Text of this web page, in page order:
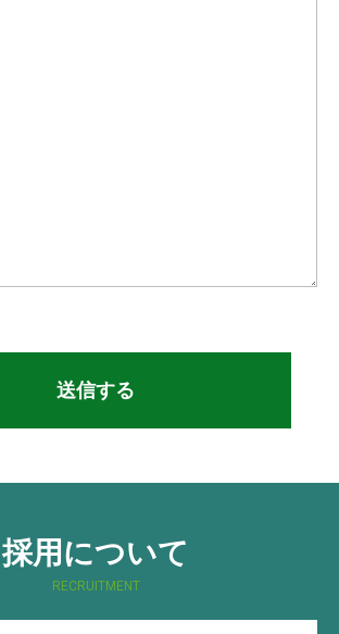
採用について
RECRUITMENT